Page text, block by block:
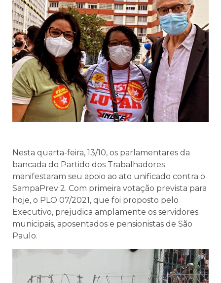
Nesta quarta-feira, 13/10, os parlamentares da
bancada do Partido dos Trabalhadores
manifestaram seu apoio ao ato unificado contra o
SampaPrev 2. Com primeira votação prevista para
hoje, o PLO 07/2021, que foi proposto pelo
Executivo, prejudica amplamente os servidores
municipais, aposentados e pensionistas de São
Paulo.